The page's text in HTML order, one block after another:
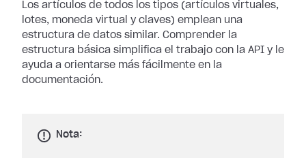
Los artículos de todos los tipos (artículos virtuales,
lotes, moneda virtual y claves) emplean una
estructura de datos similar. Comprender la
estructura básica simplifica el trabajo con la API y le
ayuda a orientarse más fácilmente en la
documentación.
Nota: